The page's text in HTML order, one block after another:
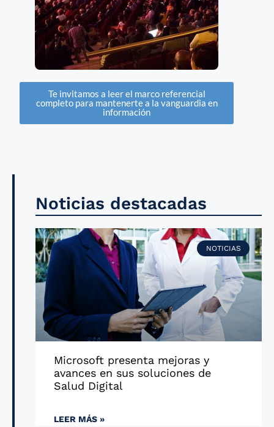
Te invitamos a leer el marco referencial
completo para mantenerte a la vanguardia en
información
Noticias destacadas
NOTICIAS
Microsoft presenta mejoras y
avances en sus soluciones de
Salud Digital
LEER MÁS »